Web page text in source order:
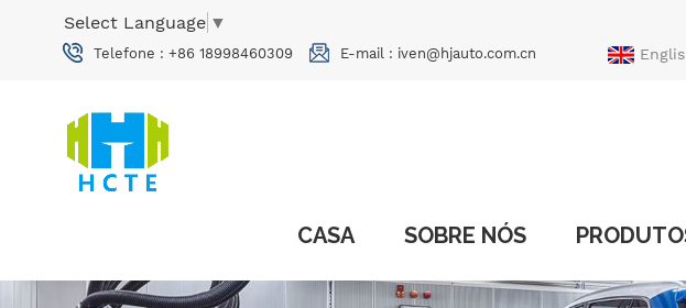
Select Language ▼
Telefone : +86 18998460309 E-mail : iven@hjauto.com.cn
CASA SOBRE NÓS